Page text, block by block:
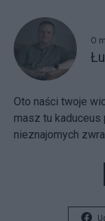
O
Oto naści twoje
masz tu kaduceus
nieznajomych